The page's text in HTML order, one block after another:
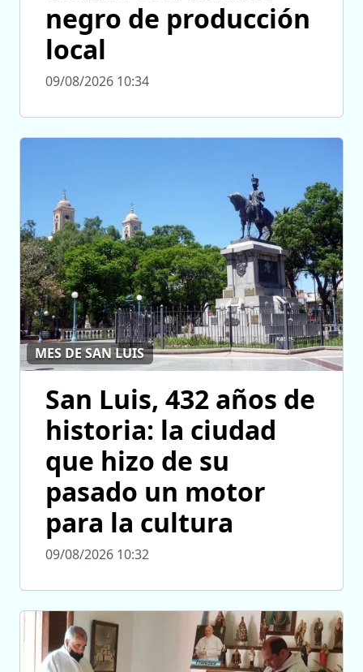
negro de producción
local
09/08/2026 10:34
MES DE SAN LUIS
San Luis, 432 años de
historia: la ciudad
que hizo de su
pasado un motor
para la cultura
09/08/2026 10:32